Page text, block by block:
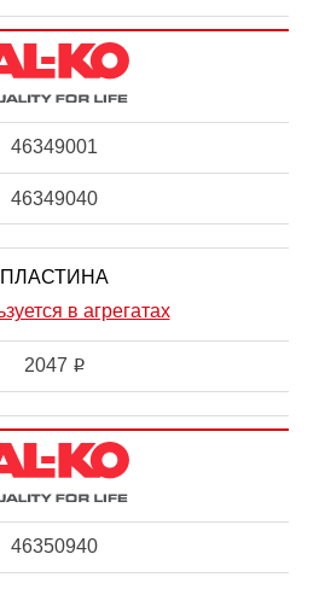
46349001
46349040
ПЛАСТИНА
в агрегатах
2047 i
46350940